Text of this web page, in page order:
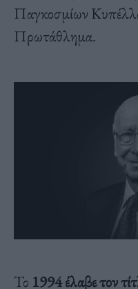
Παγκοσμίων
Πρωτάθλημα.
Το 1994 έλαβε τον